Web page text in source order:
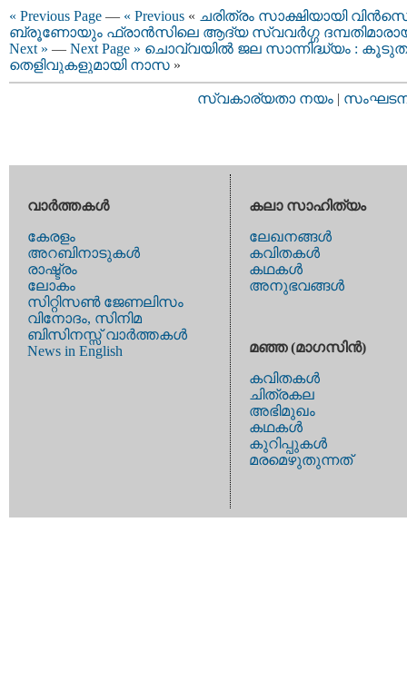
« Previous Page — « Previous « ചരിത്രം സാക്ഷിയായി
ബ്രൂണോയും ഫ്രാന്‍സിലെ ആദ്യ സ്വവര്‍ഗ്ഗ
Next » — Next Page » ചൊവ്വയില്‍ ജല സാന്നിദ്ധ്യം :
തെളിവുകളുമായി നാസ »
സ്വകാര്യതാ നയം |
വാര്‍ത്തകള്‍
കേരളം
അറബിനാടുകള്‍
രാഷ്ട്രം
ലോകം
സിറ്റിസണ്‍ ജേണലിസം
വിനോദം, സിനിമ
ബിസിനസ്സ് വാര്‍ത്തകള്‍
News in English
കലാ സാഹിത്യം
ലേഖനങ്ങള്‍
കവിതകള്‍
കഥകള്‍
അനുഭവങ്ങള്‍
മഞ്ഞ (മാഗസിന്‍)
കവിതകള്‍
ചിത്രകല
അഭിമുഖം
കഥകള്‍
കുറിപ്പുകള്‍
മരമെഴുതുന്നത്